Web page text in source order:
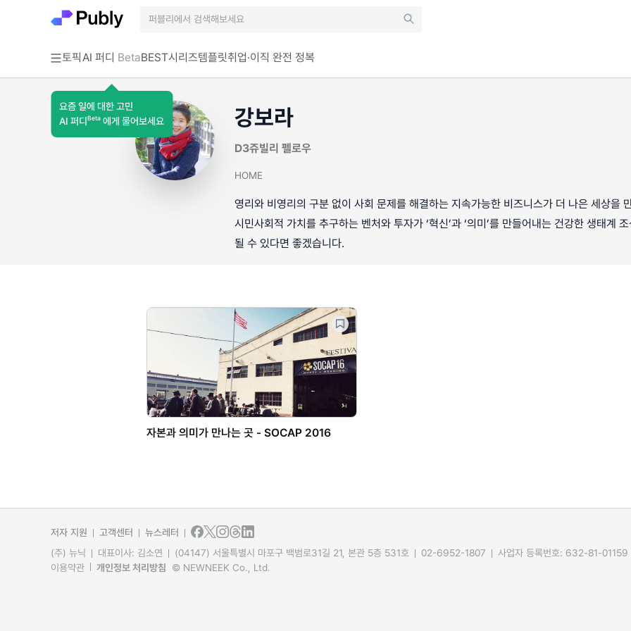
토픽AI 퍼디 Beta
요즘 일에 대한 고민
AI 퍼디 Beta 에게 물어보세요
BEST시리즈템플릿취업·이직 완전 정복
강보라
D3쥬빌리 펠로우
HOME
영리와 비영리의 구분 없이 사회 문제를 해결하는 지속가능한 비즈니스가 더 나은 세상을
시민사회적 가치를 추구하는 벤처와 투자가 ‘혁신’과 ‘의미’를 만들어내는 건강한 생태계
될 수 있다면 좋겠습니다.
자본과 의미가 만나는 곳 - SOCAP 2016
저자 지원 고객센터
뉴스레터
(주) 뉴닉
대표이사: 김소연 (04147) 서울특별시 마포구 백범로31길 21, 본관 5층 531호 02-6952-1807 사업자 등록번호: 632-81-01159
이용약관
개인정보 처리방침 © NEWNEEK Co., Ltd.